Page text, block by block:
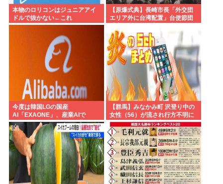
本物のロリコンはジュニアアイ
ドルで抜かない←これ
【原爆式典】長崎市長「外交団
エリア外に台湾配置」台使節団
欠席
今度は韓国LGの国産
AI「EXAONE」、産業AIで
Google・Alibabaを抜き世界1位
日本さんもう40周遅れぐらいに
なる
【群馬】みなかみ町 沢登り中の
女性（56）が流され行方不明に
きょうも朝から捜索行う